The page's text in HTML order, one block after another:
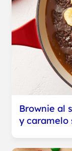
Brownie al
y caramelo